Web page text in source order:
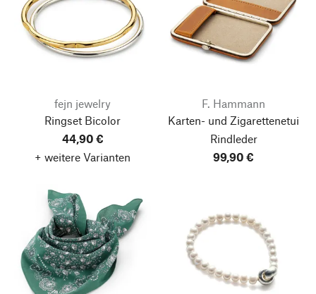
fejn jewelry
Ringset Bicolor
44,90 €
+ weitere Varianten
F. Hammann
Karten- und Zigarettenetui
Rindleder
99,90 €